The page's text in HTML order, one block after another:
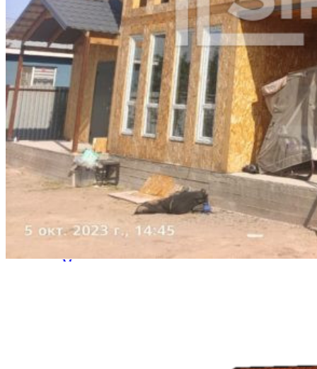
Иваново
Владимир
Симферополь
Нижний Тагил
Калуга
Белгород
Чита
Волжский
Смоленск
Саранск
Вологда
Курган
Череповец
Архангельск
Орел
Владикавказ
Нижневартовск
Йошкар-Ола
Мурманск